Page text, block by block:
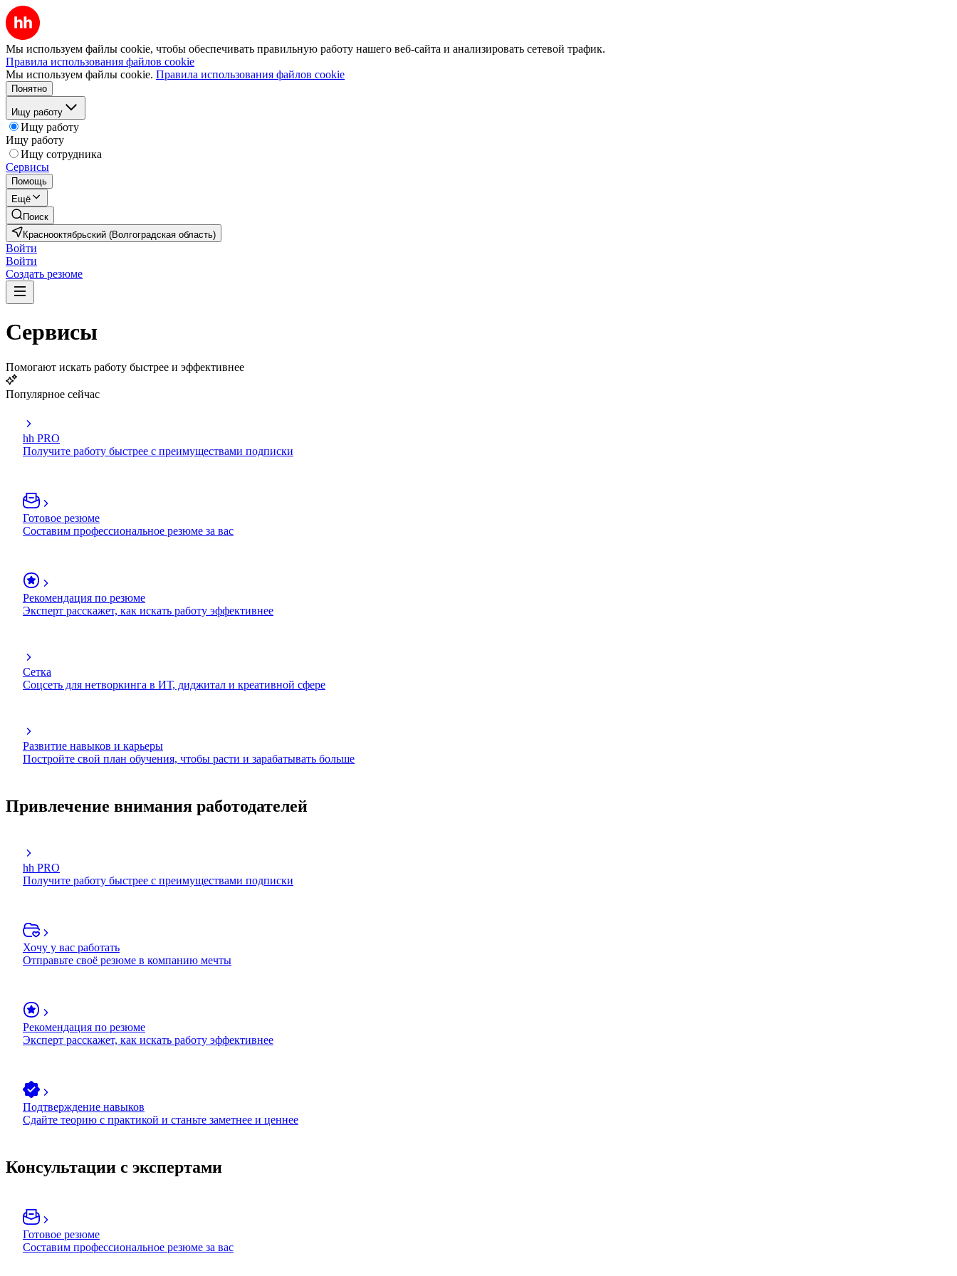
Мы используем файлы cookie, чтобы обеспечивать правильную работу нашего веб-сайта и анализировать сетевой трафик.
Правила использования файлов cookie
Мы используем файлы cookie. Правила использования файлов cookie
Понятно
Ищу работу
Ищу работу
Ищу работу
Ищу сотрудника
Сервисы
Помощь
Ещё
Поиск
Краснооктябрьский (Волгоградская область)
Войти
Войти
Создать резюме
Сервисы
Помогают искать работу быстрее и эффективнее
Популярное сейчас
hh PRO
Получите работу быстрее с преимуществами подписки
Готовое резюме
Составим профессиональное резюме за вас
Рекомендация по резюме
Эксперт расскажет, как искать работу эффективнее
Сетка
Соцсеть для нетворкинга в ИТ, диджитал и креативной сфере
Развитие навыков и карьеры
Постройте свой план обучения, чтобы расти и зарабатывать больше
Привлечение внимания работодателей
hh PRO
Получите работу быстрее с преимуществами подписки
Хочу у вас работать
Отправьте своё резюме в компанию мечты
Рекомендация по резюме
Эксперт расскажет, как искать работу эффективнее
Подтверждение навыков
Сдайте теорию с практикой и станьте заметнее и ценнее
Консультации с экспертами
Готовое резюме
Составим профессиональное резюме за вас